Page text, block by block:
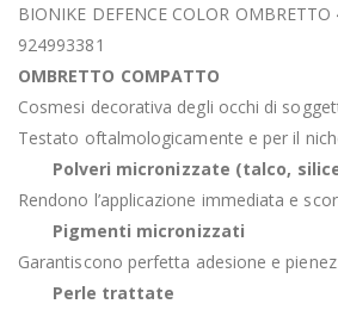
BIONIKE DEFENCE COLOR
924993381
OMBRETTO COMPATTO
Cosmesi decorativa degli occhi di
Testato oftalmologicamente e per il
Polveri micronizzate (talco,
Rendono l’applicazione immediata e
Pigmenti micronizzati
Garantiscono perfetta adesione e
Perle trattate